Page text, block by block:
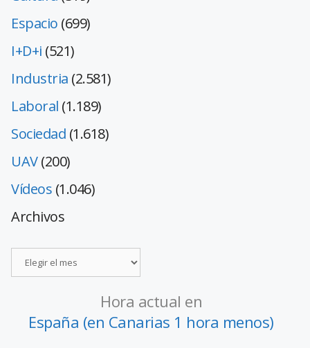
Espacio (699)
I+D+i (521)
Industria (2.581)
Laboral (1.189)
Sociedad (1.618)
UAV(200)
Vídeos (1.046)
Archivos
Hora actual en
España (en Canarias 1 hora menos)